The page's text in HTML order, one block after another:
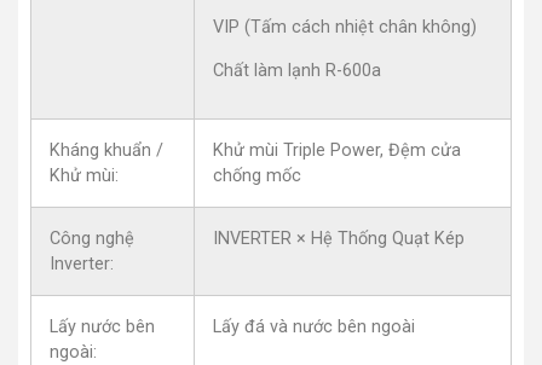
VIP (Tấm cách nhiệt chân không)
Chất làm lạnh R-600a
Kháng khuẩn /
Khử mùi:
Khử mùi Triple Power, Đệm cửa
chống mốc
Công nghệ
Inverter:
INVERTER × Hệ Thống Quạt Kép
Lấy nước bên
ngoài:
Lấy đá và nước bên ngoài